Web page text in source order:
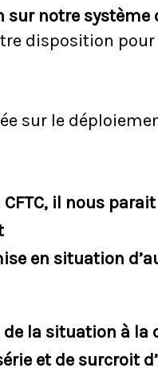
notre système
disposition
sur le
il nous
en situation
la situation à la
et de surcroit